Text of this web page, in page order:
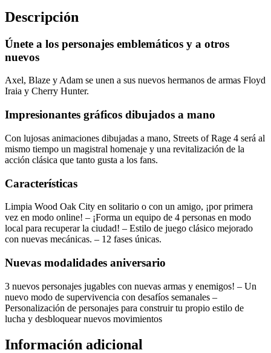
Descripción
Únete a los personajes emblemáticos y a otros
nuevos
Axel, Blaze y Adam se unen a sus nuevos hermanos de armas Floyd
Iraia y Cherry Hunter.
Impresionantes gráficos dibujados a mano
Con lujosas animaciones dibujadas a mano, Streets of Rage 4 será al
mismo tiempo un magistral homenaje y una revitalización de la
acción clásica que tanto gusta a los fans.
Características
Limpia Wood Oak City en solitario o con un amigo, ¡por primera
vez en modo online! – ¡Forma un equipo de 4 personas en modo
local para recuperar la ciudad! – Estilo de juego clásico mejorado
con nuevas mecánicas. – 12 fases únicas.
Nuevas modalidades aniversario
3 nuevos personajes jugables con nuevas armas y enemigos! – Un
nuevo modo de supervivencia con desafíos semanales –
Personalización de personajes para construir tu propio estilo de
lucha y desbloquear nuevos movimientos
Información adicional